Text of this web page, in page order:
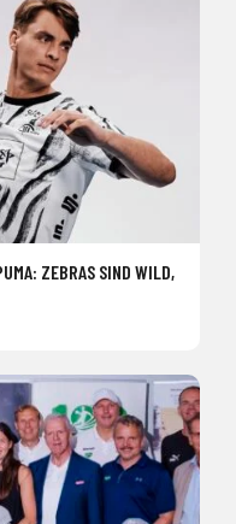
ZEBRAS SIND WILD,